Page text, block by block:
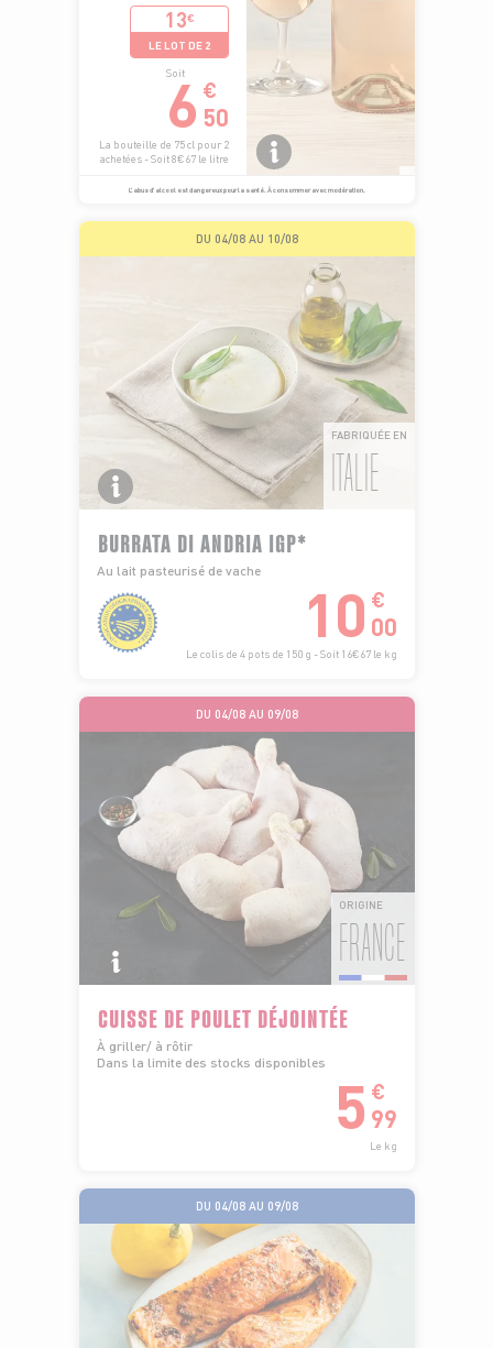
13€
LE LOT DE 2
Soit
6 €
50
La bouteille de 75 cl pour 2
achetées - Soit 8€67 le litre
L’abus d’alcool est dangereux pour la santé. À consommer avec modération.
DU 04/08 AU 10/08
FABRIQUÉE EN
ITALIE
BURRATA DI ANDRIA IGP*
Au lait pasteurisé de vache
10 €
00
Le colis de 4 pots de 150 g - Soit 16€67 le kg
DU 04/08 AU 09/08
ORIGINE
FRANCE
CUISSE DE POULET DÉJOINTÉE
À griller/ à rôtir
Dans la limite des stocks disponibles
5 €
99
Le kg
DU 04/08 AU 09/08